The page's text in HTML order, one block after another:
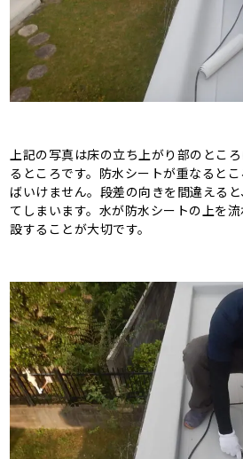
上記の写真は床の立ち上がり部のとこ
るところです。防水シートが重なると
ばいけません。段差の向きを間違える
てしまいます。水が防水シートの上を
設することが大切です。